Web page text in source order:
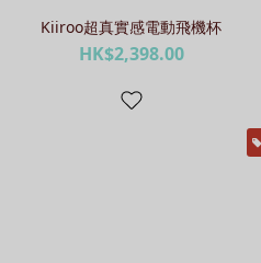
Kiiroo超真實感電動飛機杯
HK$2,398.00